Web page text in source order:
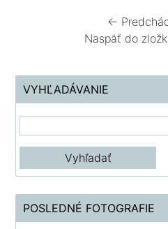
←
Naspäť do
VYHĽADÁVANIE
POSLEDNÉ FOTOGRAFIE